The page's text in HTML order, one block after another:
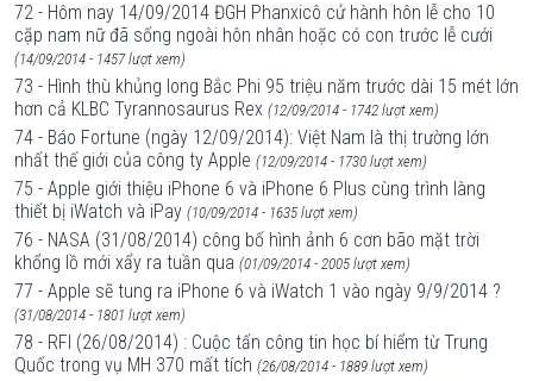
72 - Hôm nay 14/09/2014 ĐGH Phanxicô cử hành hôn lễ cho 10
cặp nam nữ đã sống ngoài hôn nhân hoặc có con trước lễ cưới
(14/09/2014 - 1457 lượt xem)
73 - Hình thù khủng long Bắc Phi 95 triệu năm trước dài 15 mét lớn
hơn cả KLBC Tyrannosaurus Rex (12/09/2014 - 1742 lượt xem)
74 - Báo Fortune (ngày 12/09/2014): Việt Nam là thị trường lớn
nhất thế giới của công ty Apple (12/09/2014 - 1730 lượt xem)
75 - Apple giới thiệu iPhone 6 và iPhone 6 Plus cùng trình làng
thiết bị iWatch và iPay (10/09/2014 - 1635 lượt xem)
76 - NASA (31/08/2014) công bố hình ảnh 6 cơn bão mặt trời
khổng lồ mới xẩy ra tuần qua (01/09/2014 - 2005 lượt xem)
77 - Apple sẽ tung ra iPhone 6 và iWatch 1 vào ngày 9/9/2014 ?
(31/08/2014 - 1801 lượt xem)
78 - RFI (26/08/2014) : Cuộc tấn công tin học bí hiểm từ Trung
Quốc trong vụ MH 370 mất tích (26/08/2014 - 1889 lượt xem)